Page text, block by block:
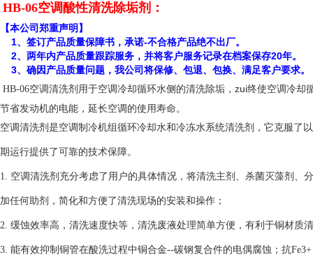
HB-06空调酸性清洗除垢剂：
【本公司郑重声明】
1、签订产品质量保障书，承诺-不合格产品绝不出厂。
2、两年内产品质量跟踪服务，并将客户服务记录在档案保存20年。
3、确因产品质量问题，我公司将保修、包退、包换、满足客户要求。
HB-06空调清洗剂 用于空调冷却循环水侧的清洗除垢，zui终使空调冷
节省发动机的电能，延长空调的使用寿命。
空调清洗剂是空调制冷机组循环冷却水和冷冻水系统清洗剂，它克服了
期运行提供了可靠的技术保障。
1. 空调清洗剂充分考虑了用户的具体情况，将清洗主剂、杀菌灭藻剂
加任何助剂，简化和方便了清洗现场的安装和操作；
2. 缓蚀效率高，清洗速度快等，清洗废液处理简单方便，有利于铜材质
3. 能有效抑制铜管在酸洗过程中铜合金--碳钢复合件的电偶腐蚀；抗